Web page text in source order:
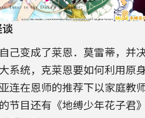
谈
己变成了莱恩．莫雷蒂，
系统，克莱恩要如何利用原
连在恩师的推荐下以家庭教
节目还有《地缚少年花子